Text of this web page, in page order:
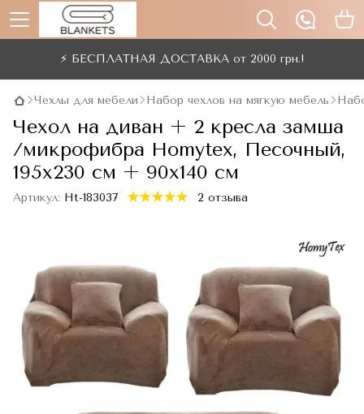
⚡ БЕСПЛАТНАЯ ДОСТАВКА от 2000 грн.!
Чехлы для мебели Набор чехлов на мягкую мебель
Чехол на диван + 2 кресла замша
/микрофибра Homytex, Песочный,
195x230 см + 90x140 см
Артикул: Ht-183037 2 отзыва